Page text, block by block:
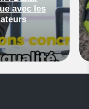
avec les